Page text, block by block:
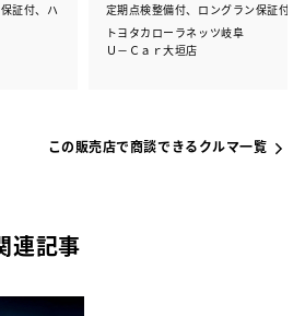
証付、ハ
定期点検整備付、ロングラン保証付
トヨタカローラネッツ岐阜
Ｕ－Ｃａｒ大垣店
この販売店で商談できるクルマ一覧
連記事